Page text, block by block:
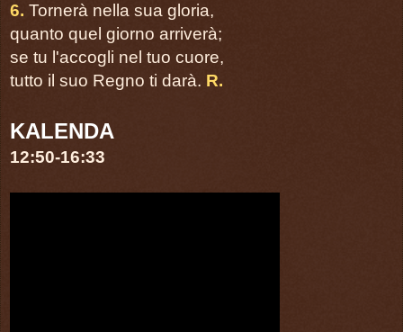
6. Tornerà nella sua gloria,
quanto quel giorno arriverà;
se tu l'accogli nel tuo cuore,
tutto il suo Regno ti darà. R.
KALENDA
12:50-16:33